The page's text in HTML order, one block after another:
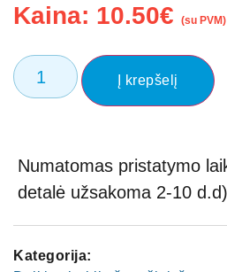
Kaina: 10.50€ (su PVM)
Į krepšelį
Numatomas pristatymo
detalė užsakoma 2-10 d.d)
Kategorija: